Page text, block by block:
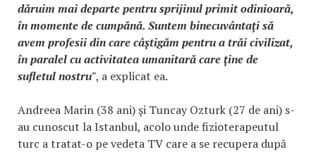
dăruim mai departe pentru sprijinul primit odinioară,
în momente de cumpănă. Suntem binecuvântaţi să
avem profesii din care câştigăm pentru a trăi civilizat,
în paralel cu activitatea umanitară care ţine de
sufletul nostru", a explicat ea.
Andreea Marin (38 ani) şi Tuncay Ozturk (27 de ani) s-
au cunoscut la Istanbul, acolo unde fizioterapeutul
turc a tratat-o pe vedeta TV care a se recupera după